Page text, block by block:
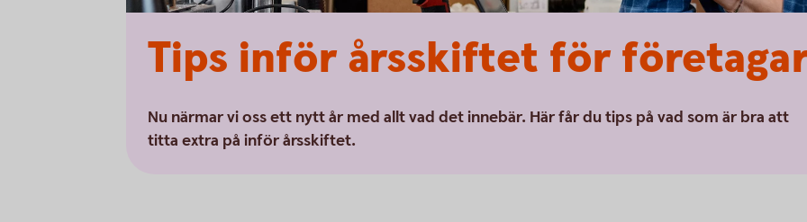
Tips inför årsskiftet för
Nu närmar vi oss ett nytt år med allt vad det innebär. Här får du tips på vad som är bra att
titta extra på inför årsskiftet.